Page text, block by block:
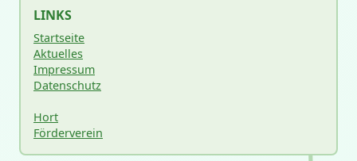
LINKS
Startseite
Aktuelles
Impressum
Datenschutz
Hort
Förderverein